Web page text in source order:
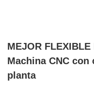
MEJOR FLEXIBLE
Machina CNC
planta